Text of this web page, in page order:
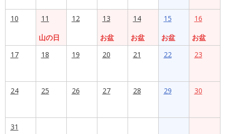
10
11
山の日
12
13
お盆
14
お盆
15
お盆
16
お盆
17
18 19 20 21 22 23
24 25 26 27 28 29 30
31